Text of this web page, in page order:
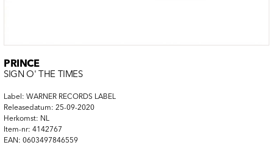
PRINCE
SIGN O' THE TIMES
Label: WARNER RECORDS LABEL
Releasedatum: 25-09-2020
Herkomst: NL
Item-nr: 4142767
EAN: 0603497846559